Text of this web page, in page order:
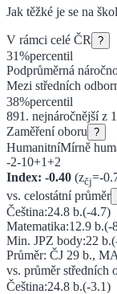
Jak těžké je se na
V rámci celé ČR ?
31%percentil
Podprůměrná
Mezi středních
38%percentil
891 . nejnáročnější z
Zaměření oboru ?
HumanitníMírně
-2-10+1+2
Index: -0.40 (zčj=-
vs. celostátní průměr
Čeština:24.8 b.(-4.7)
Matematika:12.9 b.(-
Min. JPZ body:22 b.(
Průměr: ČJ 29 b.,
vs. průměrstředních
Čeština:24.8 b.(-3.1)